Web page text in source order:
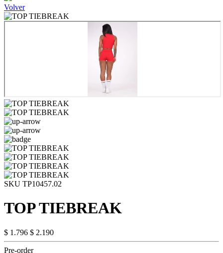
Volver
SKU TP10457.02
TOP TIEBREAK
$ 1.796 $ 2.190
Pre-order